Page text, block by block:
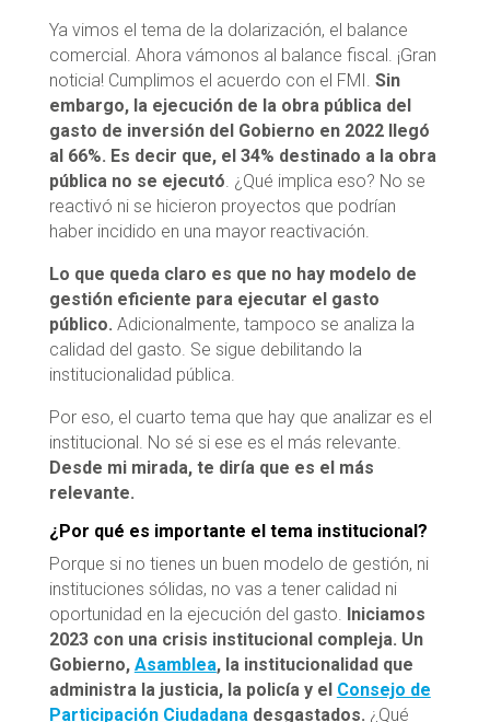
Ya vimos el tema de la dolarización, el balance
comercial. Ahora vámonos al balance fiscal. ¡Gran
noticia! Cumplimos el acuerdo con el FMI. Sin
embargo, la ejecución de la obra pública del
gasto de inversión del Gobierno en 2022 llegó
al 66%. Es decir que, el 34% destinado a la obra
pública no se ejecutó . ¿Qué implica eso? No se
reactivó ni se hicieron proyectos que podrían
haber incidido en una mayor reactivación.
Lo que queda claro es que no hay modelo de
gestión eficiente para ejecutar el gasto
público. Adicionalmente, tampoco se analiza la
calidad del gasto. Se sigue debilitando la
institucionalidad pública.
Por eso, el cuarto tema que hay que analizar es el
institucional. No sé si ese es el más relevante.
Desde mi mirada, te diría que es el más
relevante.
¿Por qué es importante el tema institucional?
Porque si no tienes un buen modelo de gestión, ni
instituciones sólidas, no vas a tener calidad ni
oportunidad en la ejecución del gasto. Iniciamos
2023 con una crisis institucional compleja. Un
Gobierno, Asamblea, la institucionalidad que
administra la justicia, la policía y el Consejo de
Participación Ciudadana desgastados. ¿Qué